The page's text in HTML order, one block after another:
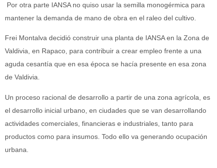
Por otra parte IANSA no quiso usar la semilla monogérmica para
mantener la demanda de mano de obra en el raleo del cultivo.
Frei Montalva decidió construir una planta de IANSA en la Zona de
Valdivia, en Rapaco, para contribuir a crear empleo frente a una
aguda cesantía que en esa época se hacía presente en esa zona
de Valdivia.
Un proceso racional de desarrollo a partir de una zona agrícola, es
el desarrollo inicial urbano, en ciudades que se van desarrollando
actividades comerciales, financieras e industriales, tanto para
productos como para insumos. Todo ello va generando ocupación
urbana.